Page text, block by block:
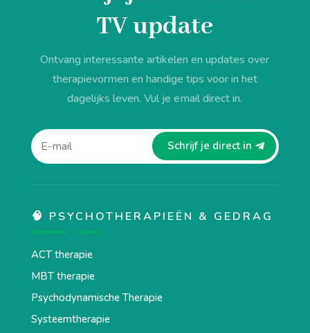
TV update
Ontvang interessante artikelen en updates over
therapievormen en handige tips voor in het
dagelijks leven. Vul je email direct in.
Schrijf je direct in
🧠 PSYCHOTHERAPIEËN & GEDRAG
ACT therapie
MBT therapie
Psychodynamische Therapie
Systeemtherapie